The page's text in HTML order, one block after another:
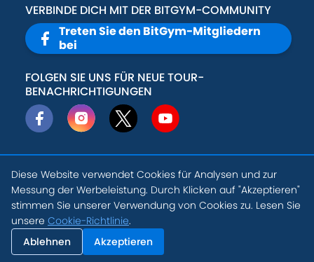
VERBINDE DICH MIT DER BITGYM-COMMUNITY
Treten Sie den BitGym-Mitgliedern
bei
FOLGEN SIE UNS FÜR NEUE TOUR-
BENACHRICHTIGUNGEN
© 2026Active
Theory, Inc
Datenschutz-
Bestimmungen
Nutzungsbedingungen
Einstellungen
DE
Diese Website verwendet Cookies für Analysen und zur
Messung der Werbeleistung. Durch Klicken auf "Akzeptieren"
stimmen Sie unserer Verwendung von Cookies zu. Lesen Sie
unsere Cookie-Richtlinie.
Ablehnen
Akzeptieren